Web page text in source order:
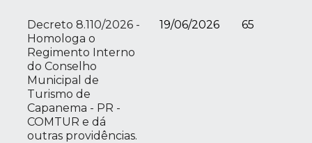
Decreto 8.110/2026 -
Homologa o
Regimento Interno
do Conselho
Municipal de
Turismo de
Capanema - PR -
COMTUR e dá
outras providências.
19/06/2026 65